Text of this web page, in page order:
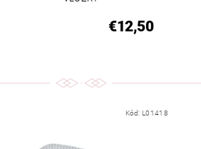
€12,50
Kód: L01418